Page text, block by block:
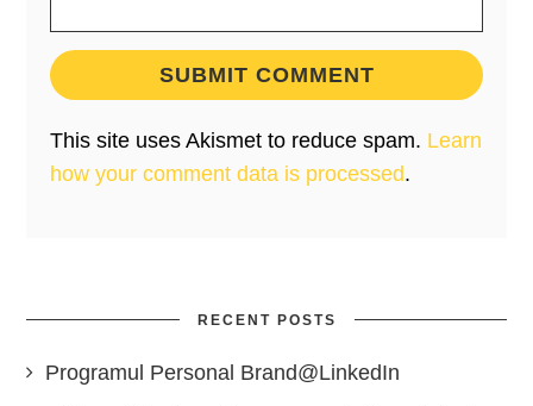
This site uses Akismet to reduce spam. Learn
how your comment data is processed.
RECENT POSTS
Programul Personal Brand@LinkedIn